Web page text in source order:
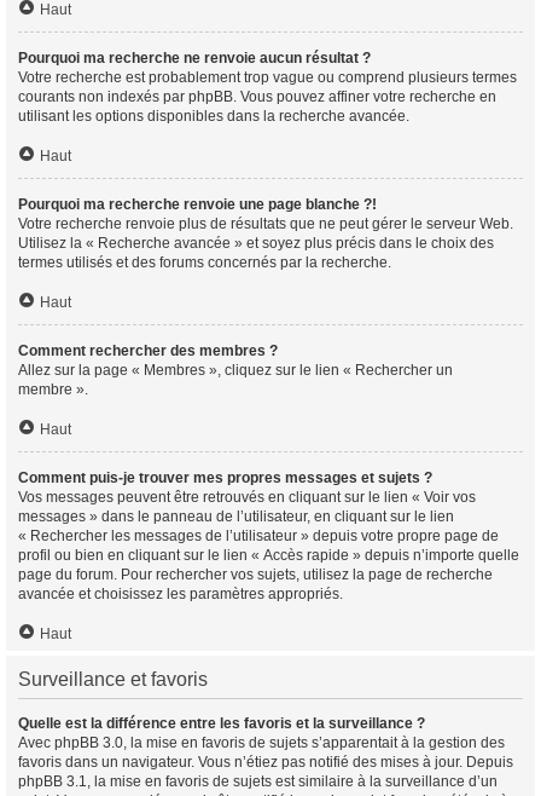
Haut
Pourquoi ma recherche ne renvoie aucun résultat ?
Votre recherche est probablement trop vague ou comprend plusieurs termes
courants non indexés par phpBB. Vous pouvez affiner votre recherche en
utilisant les options disponibles dans la recherche avancée.
Haut
Pourquoi ma recherche renvoie une page blanche ?!
Votre recherche renvoie plus de résultats que ne peut gérer le serveur Web.
Utilisez la « Recherche avancée » et soyez plus précis dans le choix des
termes utilisés et des forums concernés par la recherche.
Haut
Comment rechercher des membres ?
Allez sur la page « Membres », cliquez sur le lien « Rechercher un
membre ».
Haut
Comment puis-je trouver mes propres messages et sujets ?
Vos messages peuvent être retrouvés en cliquant sur le lien « Voir vos
messages » dans le panneau de l’utilisateur, en cliquant sur le lien
« Rechercher les messages de l’utilisateur » depuis votre propre page de
profil ou bien en cliquant sur le lien « Accès rapide » depuis n’importe quelle
page du forum. Pour rechercher vos sujets, utilisez la page de recherche
avancée et choisissez les paramètres appropriés.
Haut
Surveillance et favoris
Quelle est la différence entre les favoris et la surveillance ?
Avec phpBB 3.0, la mise en favoris de sujets s’apparentait à la gestion des
favoris dans un navigateur. Vous n’étiez pas notifié des mises à jour. Depuis
phpBB 3.1, la mise en favoris de sujets est similaire à la surveillance d’un